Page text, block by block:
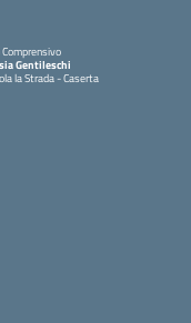
Gentileschi
la Strada - Caserta